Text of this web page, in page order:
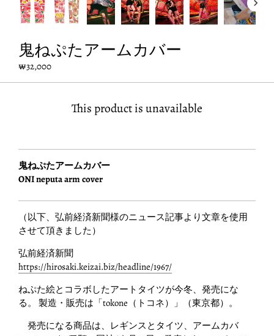
鬼ねぷたアームカバー
₩32,000
This product is unavailable
鬼ねぷたアームカバー
ONI neputa arm cover
（以下、弘前経済新聞様のニュース記事より文章を使用
させて頂きました）
弘前経済新聞
https://hirosaki.keizai.biz/headline/1967/
ねぷた絵とコラボしたアートタイツが今冬、発売にな
る。 製造・販売は「tokone（トコネ）」（東京都）。
発売になる商品は、レギンスとタイツ、アームカバ